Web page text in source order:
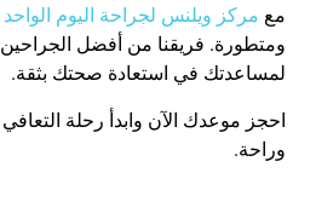
مع مركز ويلنس لجراحة اليوم الواحد
ومتطورة. فريقنا من أفضل الجراحين
لمساعدتك في استعادة صحتك بثقة.
احجز موعدك الآن وابدأ رحلة التعافي
وراحة.